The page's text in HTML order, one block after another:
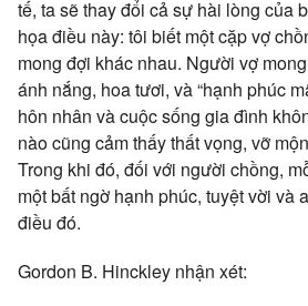
tế, ta sẽ thay đổi cả sự hài lòng của
họa điều này: tôi biết một cặp vợ
mong đợi khác nhau. Người vợ
ánh nắng, hoa tươi, và “hạnh phúc
hôn nhân và cuộc sống gia đình
nào cũng cảm thấy thất vọng, vỡ
Trong khi đó, đối với người chồng,
một bất ngờ hạnh phúc, tuyệt vời và
điều đó.
Gordon B. Hinckley nhận xét: